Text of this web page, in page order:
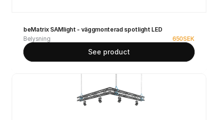
beMatrix SAMlight - väggmonterad spotlight LED
Belysning
650SEK
See product